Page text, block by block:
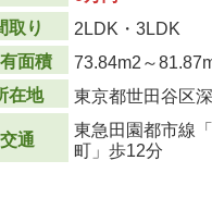
取り
2LDK・3LDK
面積
73.84m2 ～
在地
東京都世田谷区
交通
東急田園都市線
町」歩12分